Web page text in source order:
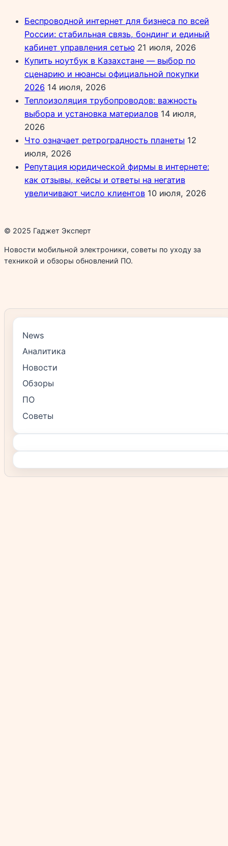
Беспроводной интернет для бизнеса по всей
России: стабильная связь, бондинг и единый
кабинет управления сетью 21 июля, 2026
Купить ноутбук в Казахстане — выбор по
сценарию и нюансы официальной покупки
2026 14 июля, 2026
Теплоизоляция трубопроводов: важность
выбора и установка материалов 14 июля,
2026
Что означает ретроградность планеты 12
июля, 2026
Репутация юридической фирмы в интернете:
как отзывы, кейсы и ответы на негатив
увеличивают число клиентов 10 июля, 2026
© 2025 Гаджет Эксперт
Новости мобильной электроники, советы по уходу за
техникой и обзоры обновлений ПО.
News
Аналитика
Новости
Обзоры
ПО
Советы